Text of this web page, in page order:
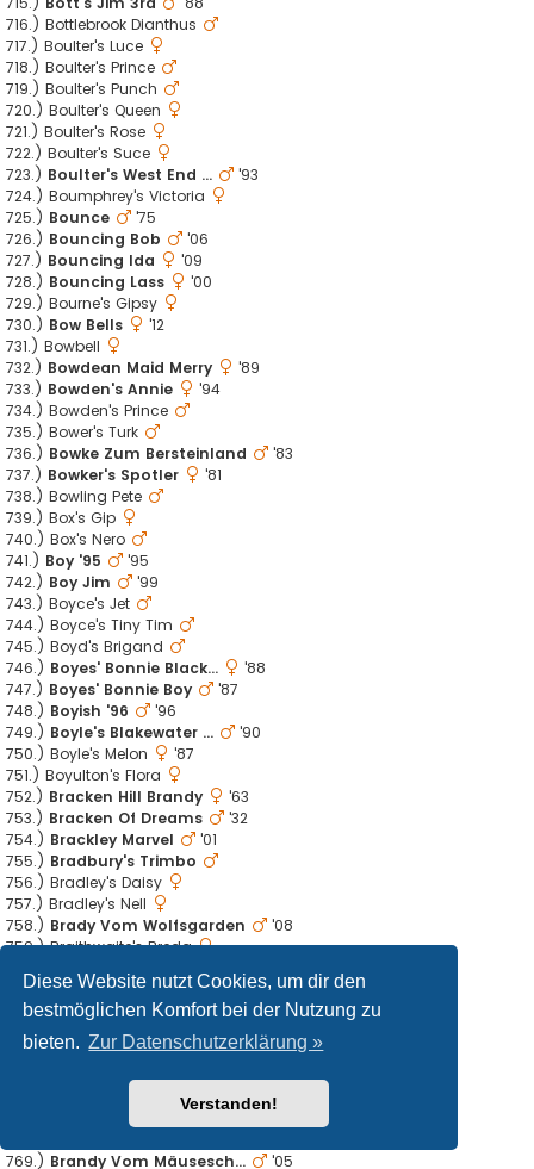
Diese Website nutzt Cookies, um dir den
bestmöglichen Komfort bei der Nutzung zu
bieten. Zur Datenschutzerklärung »
Verstanden!
716.) Bottlebrook Dianthus
717.) Boulter's Luce
718.) Boulter's Prince
719.) Boulter's Punch
720.) Boulter's Queen
721.) Boulter's Rose
722.) Boulter's Suce
723.) Boulter's West End ...
'93
724.) Boumphrey's Victoria
725.) Bounce
'75
726.) Bouncing Bob
'06
727.) Bouncing Ida
'09
728.) Bouncing Lass
'00
729.) Bourne's Gipsy
730.) Bow Bells
'12
731.) Bowbell
732.) Bowdean Maid Merry
'89
733.) Bowden's Annie
'94
734.) Bowden's Prince
735.) Bower's Turk
736.) Bowke Zum Bersteinland
'83
737.) Bowker's Spotler
'81
738.) Bowling Pete
739.) Box's Gip
740.) Box's Nero
741.) Boy '95
'95
742.) Boy Jim
'99
743.) Boyce's Jet
744.) Boyce's Tiny Tim
745.) Boyd's Brigand
746.) Boyes' Bonnie Black...
'88
747.) Boyes' Bonnie Boy
'87
748.) Boyish '96
'96
749.) Boyle's Blakewater ...
'90
750.) Boyle's Melon
'87
751.) Boyulton's Flora
752.) Bracken Hill Brandy
'63
753.) Bracken Of Dreams
'32
754.) Brackley Marvel
'01
755.) Bradbury's Trimbo
756.) Bradley's Daisy
757.) Bradley's Nell
758.) Brady Vom Wolfsgarden
'08
759.) Braithwaite's Breda
761.)Bramble Lord Of Lhe...
'94
762.)Brambley Abish
'99
763.) Branca Sacsahuaman
'84
764.) Brand's Daisy
765.) Brand's Flo
Brand's Stanley 2nd
'79
Brando Ginzi 2. Of ...
769.) Brandy Vom Mäusesch... '05